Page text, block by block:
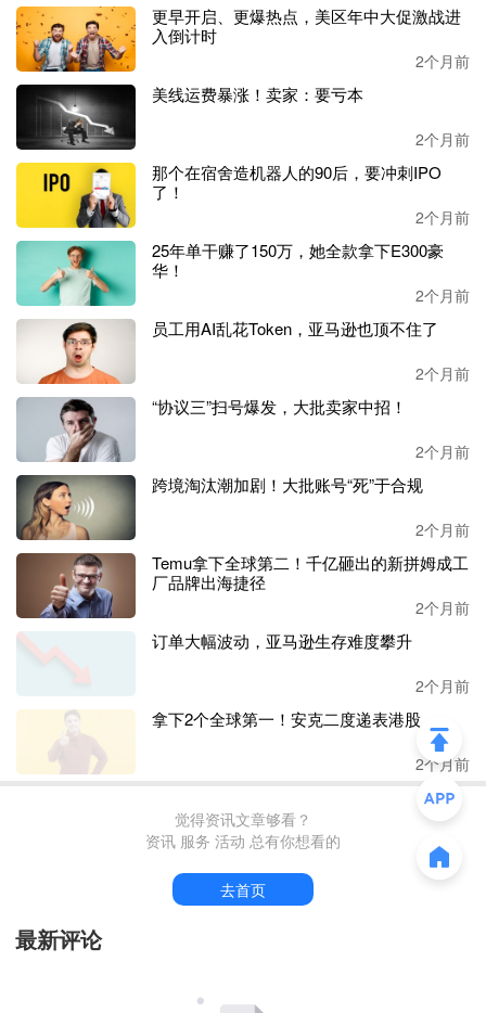
卖家损失惨重！购物车丢失背后
根据大量卖家反馈，购物车丢失，给他们带来了重大损失。
有卖家表示，短短两周内因平台比价问题，购物车反复丢失
十余次。即便申诉找回，短则数小时、长不过几天便会再次
失效。该卖家 FBA 成本已达 7 美元，平台却要求定价仅 9
美元，被迫低价售卖根本无利可图，直言这无异于亏本经
还有卖家直言，一款在售
元。此前因比价问题丢失购物车，被迫降价至 9.99 美元，
近期平台再次要求下调至 8.6 美元。加拿大站点情况更夸
张，部分商品定价甚至低于配送成本，实在离谱。他认为，
平台明显在强制对标 Temu 低价，变相挤压卖家利润。
大家普遍认为，若亚马逊不解决这个问题，将是卖家和平台
双输的局面。
“倘若问题得不到根本解决，卖家将蒙受巨额损失，平台自
身也会遭受重创。我的定价本就低于绝大多数同行，却照样
丢失了购物车。”亚马逊卖家小张认为，购物车频繁丢失，
不仅会大幅缩减消费者的选择空间，最终还会导致大量流量
流向其他平台。
据了解，作为品牌方，小张的产品配送费高达 5.22 美元，
可 AI 系统却强行要求其把售价降到仅 4.89 美元。小张表示
实在无法理解这套运营逻辑和系统算法。
小李也提到，亚马逊大规模裁员、引入
AI 系统替代人工，
是购物车问题频发的重要原因。
4 月底开始丢失购物车，至今未能恢
复。即便通过品牌独立站提交申诉，也遭到平台驳回，且始
终无法解除与 Temu 链接的比价绑定。平台要求将售价降至
5 美元方可恢复购物车，但仅配送成本就已达到 5 美元，根
更早开启、更爆热点，美区年中大促激战进
入倒计时
2个月前
美线运费暴涨！卖家：要亏本
2个月前
那个在宿舍造机器人的90后，要冲刺IPO
了！
2个月前
25年单干赚了150万，她全款拿下E300豪
华！
2个月前
员工用AI乱花Token，亚马逊也顶不住了
2个月前
“协议三”扫号爆发，大批卖家中招！
2个月前
跨境淘汰潮加剧！大批账号“死”于合规
2个月前
Temu拿下全球第二！千亿砸出的新拼姆成工
厂品牌出海捷径
2个月前
订单大幅波动，亚马逊生存难度攀升
2个月前
拿下2个全球第一！安克二度递表港股
2个月前
觉得资讯文章够看？
资讯 服务 活动 总有你想看的
去首页
最新评论